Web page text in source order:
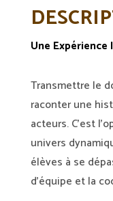
Une
Transmettre le
raconter une
acteurs. C’est
univers
élèves à se
d’équipe et la